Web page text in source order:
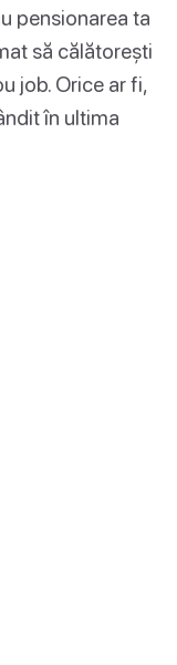
pensionarea ta
să călătorești
job. Orice ar fi,
în ultima